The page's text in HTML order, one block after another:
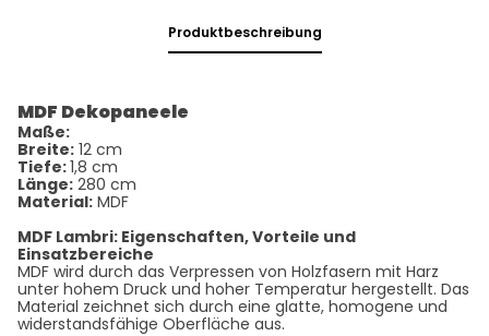
Produktbeschreibung
MDF Dekopaneele
Maße:
Breite: 12 cm
Tiefe:1,8 cm
Länge: 280 cm
Material: MDF
MDF Lambri: Eigenschaften, Vorteile und
Einsatzbereiche
MDF wird durch das Verpressen von Holzfasern mit Harz
unter hohem Druck und hoher Temperatur hergestellt. Das
Material zeichnet sich durch eine glatte, homogene und
widerstandsfähige Oberfläche aus.